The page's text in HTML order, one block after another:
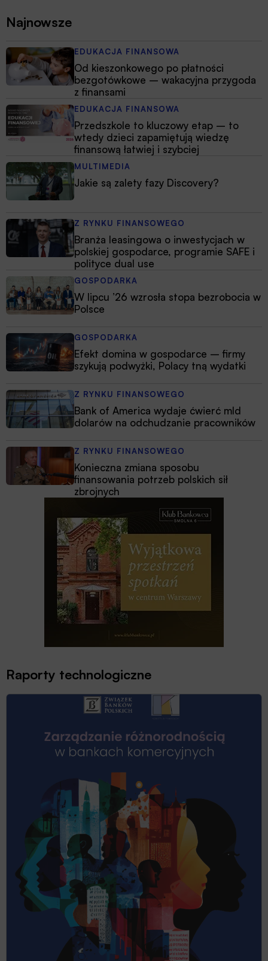
Najnowsze
EDUKACJA FINANSOWA
Od kieszonkowego po płatności
bezgotówkowe – wakacyjna przygoda
z finansami
EDUKACJA FINANSOWA
Przedszkole to kluczowy etap – to
wtedy dzieci zapamiętują wiedzę
finansową łatwiej i szybciej
MULTIMEDIA
Jakie są zalety fazy Discovery?
Z RYNKU FINANSOWEGO
Branża leasingowa o inwestycjach w
polskiej gospodarce, programie SAFE i
polityce dual use
GOSPODARKA
W lipcu ’26 wzrosła stopa bezrobocia w
Polsce
GOSPODARKA
Efekt domina w gospodarce – firmy
szykują podwyżki, Polacy tną wydatki
Z RYNKU FINANSOWEGO
Bank of America wydaje ćwierć mld
dolarów na odchudzanie pracowników
Z RYNKU FINANSOWEGO
Konieczna zmiana sposobu
finansowania potrzeb polskich sił
zbrojnych
Raporty technologiczne